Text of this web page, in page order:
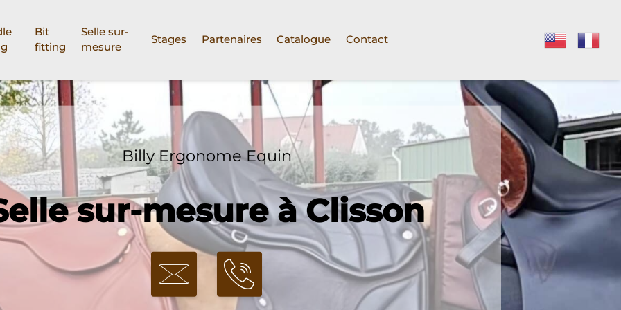
Bit
fitting
Selle sur-
mesure
Stages Partenaires Catalogue Contact
Billy Ergonome Equin
sur-mesure à Clisson